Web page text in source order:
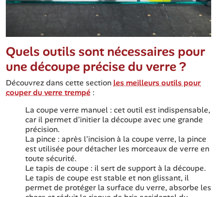
Quels outils sont nécessaires pour
une découpe précise du verre ?
Découvrez dans cette section les meilleurs outils pour
couper du verre trempé :
La coupe verre manuel : cet outil est indispensable,
car il permet d'initier la découpe avec une grande
précision.
La pince : après l'incision à la coupe verre, la pince
est utilisée pour détacher les morceaux de verre en
toute sécurité.
Le tapis de coupe : il sert de support à la découpe.
Le tapis de coupe est stable et non glissant, il
permet de protéger la surface du verre, absorbe les